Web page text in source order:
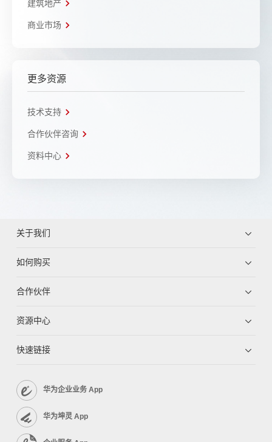
建筑地产
商业市场
更多资源
技术支持
合作伙伴咨询
资料中心
关于我们
如何购买
合作伙伴
资源中心
快速链接
华为企业业务 App
华为坤灵 App